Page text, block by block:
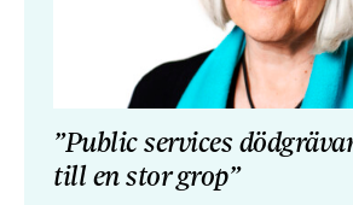
”Public services
till en stor grop”